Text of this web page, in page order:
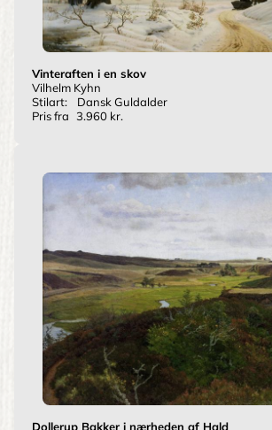
Vinteraften i en skov
Vilhelm Kyhn
Stilart:
Dansk Guldalder
Pris fra 3.960 kr.
Dollerup Bakker i nærheden af Hald